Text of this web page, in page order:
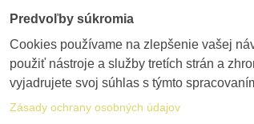
Predvoľby súkromia
Cookies používame na zlepšenie vašej
použiť nástroje a služby tretích strán a
vyjadrujete svoj súhlas s týmto
Zásady ochrany osobných údajov